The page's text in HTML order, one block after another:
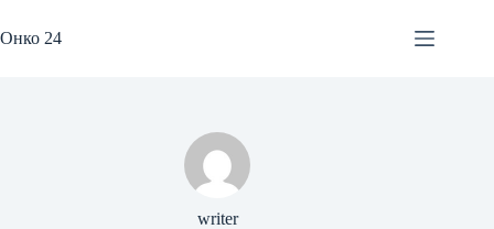
к
сути
Онко 24
writer